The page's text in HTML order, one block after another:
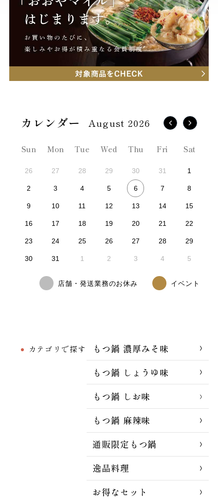
カテゴリで探す
もつ鍋 濃厚みそ味
もつ鍋 しょうゆ味
もつ鍋 しお味
もつ鍋 麻辣味
通販限定もつ鍋
逸品料理
お得なセット
August 2026
Sun Mon Tue Wed Thu Fri Sat
26 27 28 29 30 31 1
2 3 4 5 6 7 8
9 10 11 12 13 14 15
16 17 18 19 20 21 22
23 24 25 26 27 28 29
30 31 1 2 3 4 5
店舗・発送業務のお休み イベント